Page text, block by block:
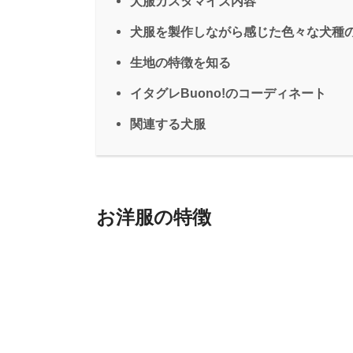
犬服を製作しながら感じた色々な犬種
生地の特徴を知る
イタグレBuono!のコーディネート
関連する犬服
お洋服の特徴